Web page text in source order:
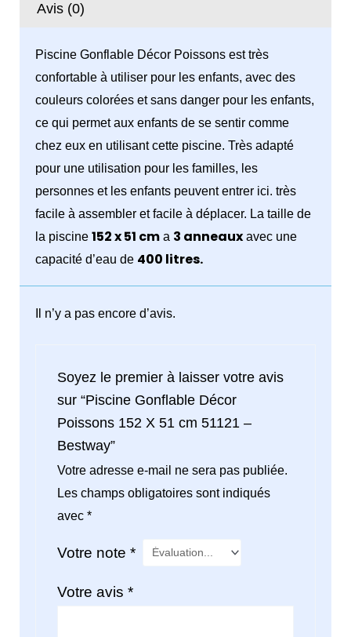
Bestway
Avis (0)
Piscine Gonflable Décor Poissons est très
confortable à utiliser pour les enfants, avec des
couleurs colorées et sans danger pour les enfants,
ce qui permet aux enfants de se sentir comme
chez eux en utilisant cette piscine. Très adapté
pour une utilisation pour les familles, les
personnes et les enfants peuvent entrer ici. très
facile à assembler et facile à déplacer. La taille de
la piscine 152 x 51 cm a 3 anneaux avec une
capacité d’eau de 400 litres.
Il n’y a pas encore d’avis.
Soyez le premier à laisser votre avis
sur “Piscine Gonflable Décor
Poissons 152 X 51 cm 51121 –
Bestway”
Votre adresse e-mail ne sera pas publiée.
Les champs obligatoires sont indiqués
avec *
Votre note *
Votre avis *